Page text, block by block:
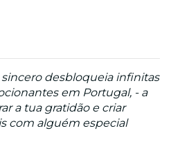
desbloqueia infinitas
em Portugal, - a
a tua gratidão e criar
com alguém especial